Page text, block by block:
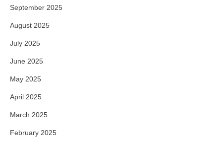
September 2025
August 2025
July 2025
June 2025
May 2025
April 2025
March 2025
February 2025